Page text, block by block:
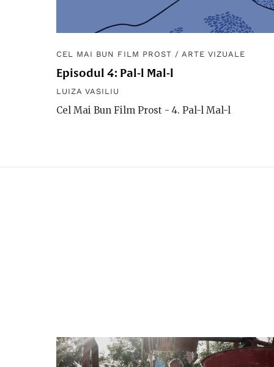
CEL MAI BUN FILM PROST / ARTE VIZUALE
Episodul 4: Pal-l Mal-l
LUIZA VASILIU
Cel Mai Bun Film Prost - 4. Pal-l Mal-l